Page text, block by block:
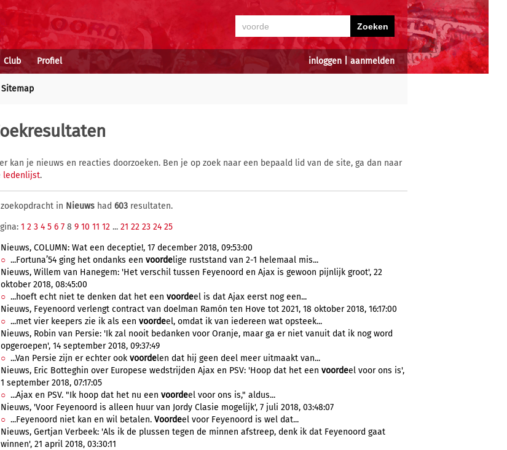
inloggen aanmelden
Club Profiel
Sitemap
kan je nieuws en reacties doorzoeken. Ben je op zoek naar een bepaald lid van de site, ga dan naar
ledenlijst.
zoekopdracht in Nieuws had 603 resultaten.
1 2 3 4 5 6 7 8 9 10 11 12 ... 21 22 23 24 25
Nieuws, COLUMN: Wat een deceptie!, 17 december 2018, 09:53:00
...Fortuna’54 ging het ondanks een voordelige ruststand van 2-1 helemaal mis...
Nieuws, Willem van Hanegem: 'Het verschil tussen Feyenoord en Ajax is gewoon pijnlijk groot', 22
oktober 2018, 08:45:00
...hoeft echt niet te denken dat het een voordeel is dat Ajax eerst nog een...
Nieuws, Feyenoord verlengt contract van doelman Ramón ten Hove tot 2021, 18 oktober 2018, 16:17:00
...met vier keepers zie ik als een voordeel, omdat ik van iedereen wat opsteek...
Nieuws, Robin van Persie: 'Ik zal nooit bedanken voor Oranje, maar ga er niet vanuit dat ik nog word
opgeroepen', 14 september 2018, 09:37:49
...Van Persie zijn er echter ook voordelen dat hij geen deel meer uitmaakt van...
Nieuws, Eric Botteghin over Europese wedstrijden Ajax en PSV: 'Hoop dat het een voordeel voor ons is',
1 september 2018, 07:17:05
...Ajax en PSV. "Ik hoop dat het nu een voordeel voor ons is," aldus...
Nieuws, 'Voor Feyenoord is alleen huur van Jordy Clasie mogelijk', 7 juli 2018, 03:48:07
...Feyenoord niet kan en wil betalen. Voordeel voor Feyenoord is wel dat...
Nieuws, Gertjan Verbeek: 'Als ik de plussen tegen de minnen afstreep, denk ik dat Feyenoord gaat
winnen', 21 april 2018, 03:30:11